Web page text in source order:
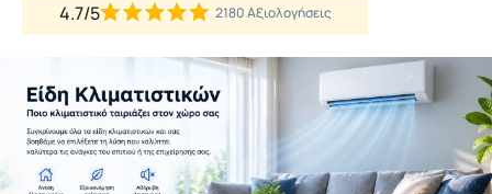
4.7/5 2180 Αξιολογήσεις